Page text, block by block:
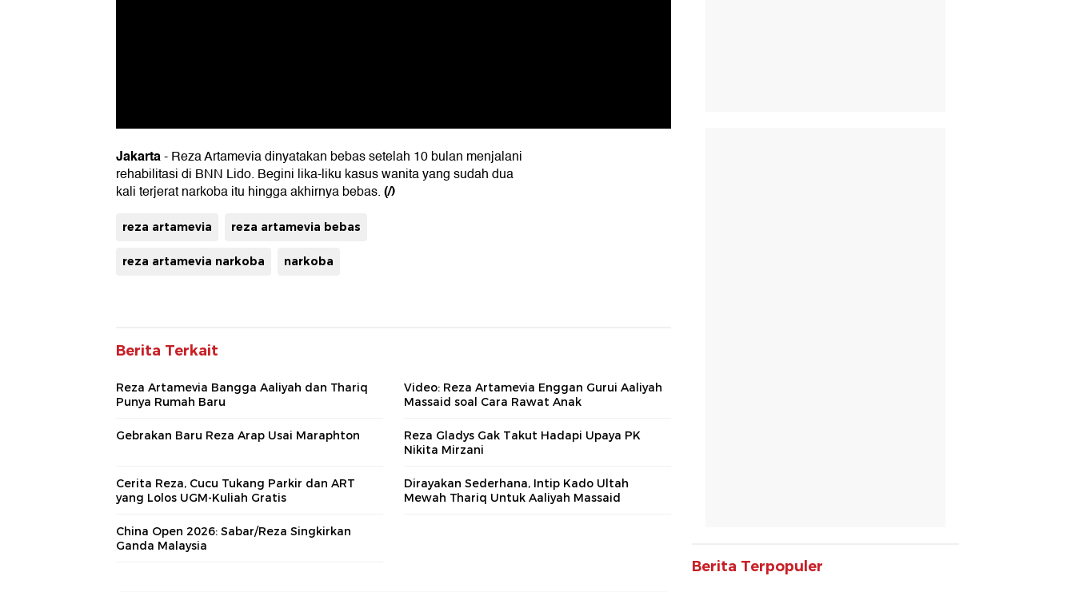
Jakarta- Reza Artamevia dinyatakan bebas setelah 10 bulan menjalani
rehabilitasi di BNN Lido. Begini lika-liku kasus wanita yang sudah dua
kali terjerat narkoba itu hingga akhirnya bebas.(/)
reza artamevia reza artamevia bebas
reza artamevia narkoba narkoba
Berita Terkait
Reza Artamevia Bangga Aaliyah dan Thariq
Punya Rumah Baru
Video: Reza Artamevia Enggan Gurui Aaliyah
Massaid soal Cara Rawat Anak
Gebrakan Baru Reza Arap Usai Maraphton
Reza Gladys Gak Takut Hadapi Upaya PK
Nikita Mirzani
Cerita Reza, Cucu Tukang Parkir dan ART
yang Lolos UGM-Kuliah Gratis
Dirayakan Sederhana, Intip Kado Ultah
Mewah Thariq Untuk Aaliyah Massaid
China Open 2026: Sabar/Reza Singkirkan
Ganda Malaysia
Berita Terpopuler